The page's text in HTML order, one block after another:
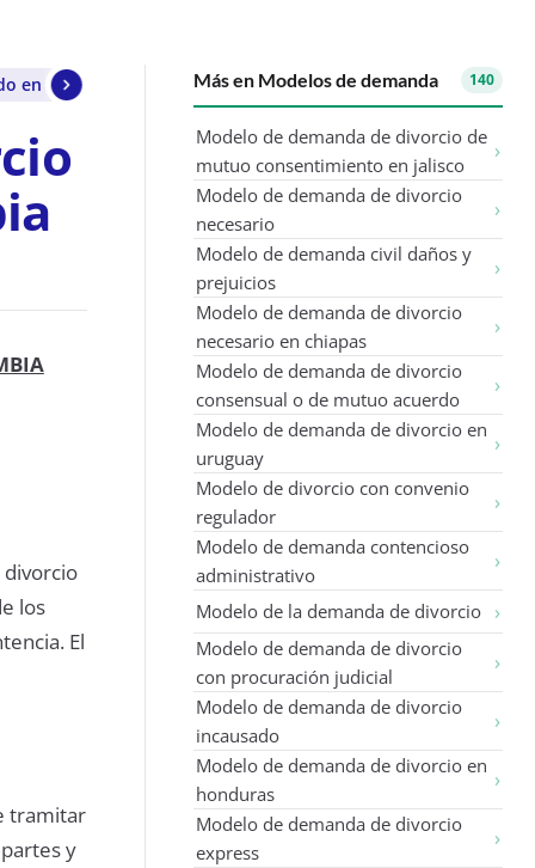
en colombia
divorcio
los
El
tramitar
y
Más en Modelos de demanda 140
Modelo de demanda de divorcio de
mutuo consentimiento en jalisco
Modelo de demanda de divorcio
necesario
Modelo de demanda civil daños y
prejuicios
Modelo de demanda de divorcio
necesario en chiapas
Modelo de demanda de divorcio
consensual o de mutuo acuerdo
Modelo de demanda de divorcio en
uruguay
Modelo de divorcio con convenio
regulador
Modelo de demanda contencioso
administrativo
Modelo de la demanda de divorcio
Modelo de demanda de divorcio
con procuración judicial
Modelo de demanda de divorcio
incausado
Modelo de demanda de divorcio en
honduras
Modelo de demanda de divorcio
express